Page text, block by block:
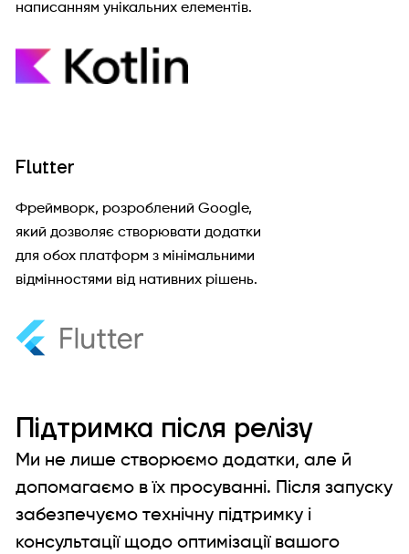
написанням унікальних елементів.
Flutter
Фреймворк, розроблений Google,
який дозволяє створювати додатки
для обох платформ з мінімальними
відмінностями від нативних рішень.
Підтримка після релізу
Ми не лише створюємо додатки, але й
допомагаємо в їх просуванні. Після запуску
забезпечуємо технічну підтримку і
консультації щодо оптимізації вашого